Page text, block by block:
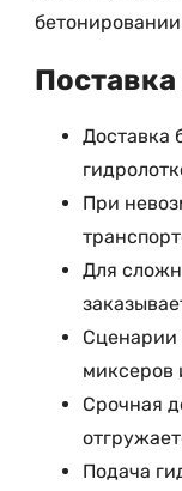
Доставка
При
Для
Сценарии
миксеров
Срочная
Подача